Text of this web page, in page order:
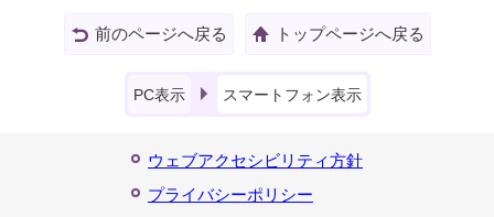
前のページへ戻る トップページへ戻る
PC表示 スマートフォン表示
ウェブアクセシビリティ方針
プライバシーポリシー